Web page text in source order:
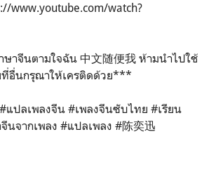
www.youtube.com/watch?
าจีนตามใจฉัน 中文随便我 ห้ามนำไปใช้
อื่นกรุณาให้เครติดด้วย***
#แปลเพลงจีน #เพลงจีนซับไทย #เรียน
นจากเพลง #แปลเพลง #陈奕迅